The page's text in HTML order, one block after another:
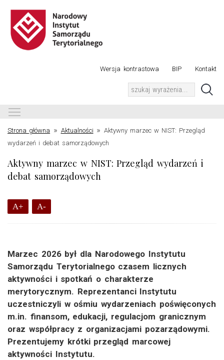
Wersja kontrastowa BIP Kontakt
Strona główna » Aktualności » Aktywny marzec w NIST: Przegląd
wydarzeń i debat samorządowych
Aktywny marzec w NIST: Przegląd wydarzeń i
debat samorządowych
A+ A-
Marzec 2026 był dla Narodowego Instytutu
Samorządu Terytorialnego czasem licznych
aktywności i spotkań o charakterze
merytorycznym. Reprezentanci Instytutu
uczestniczyli w ośmiu wydarzeniach poświęconych
m.in. finansom, edukacji, regulacjom granicznym
oraz współpracy z organizacjami pozarządowymi.
Prezentujemy krótki przegląd marcowej
aktywności Instytutu.